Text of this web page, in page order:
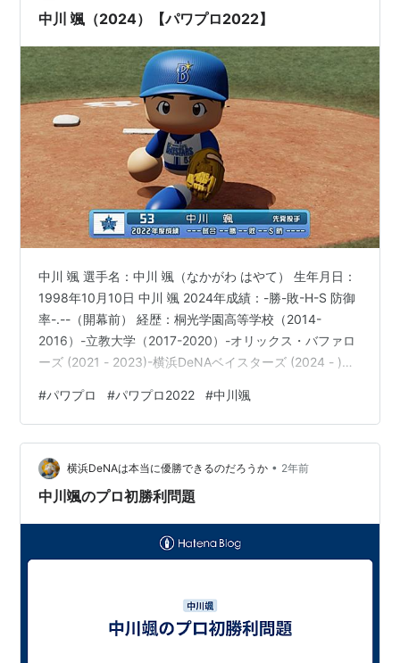
年目ということを抜きにし…
中川 颯（2024）【パワプロ2022】
中川 颯 選手名：中川 颯（なかがわ はやて） 生年月日：
1998年10月10日 中川 颯 2024年成績：-勝-敗-H-S 防御
率-.--（開幕前） 経歴：桐光学園高等学校（2014-
2016）-立教大学（2017-2020）-オリックス・バファロ
ーズ (2021 - 2023)-横浜DeNAベイスターズ (2024 - )
マリン”が躍動する!!」
#パワプロ #パワプロ2022 #中川颯
横浜DeNAは本当に優勝できるのだろうか • 2年前
中川颯のプロ初勝利問題